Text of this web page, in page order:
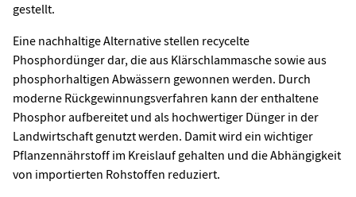
gestellt.
Eine nachhaltige Alternative stellen recycelte
Phosphordünger dar, die aus Klärschlammasche sowie aus
phosphorhaltigen Abwässern gewonnen werden. Durch
moderne Rückgewinnungsverfahren kann der enthaltene
Phosphor aufbereitet und als hochwertiger Dünger in der
Landwirtschaft genutzt werden. Damit wird ein wichtiger
Pflanzennährstoff im Kreislauf gehalten und die Abhängigkeit
von importierten Rohstoffen reduziert.